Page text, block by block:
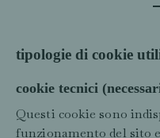
tipologie di cookie
cookie tecnici
Questi cookie sono
funzionamento del sito